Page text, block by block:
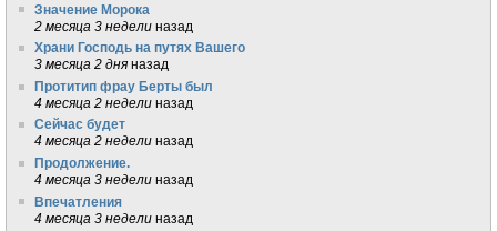
Значение Морока
2 месяца 3 недели назад
Храни Господь на путях Вашего
3 месяца 2 дня назад
Протитип фрау Берты был
4 месяца 2 недели назад
Сейчас будет
4 месяца 2 недели назад
Продолжение.
4 месяца 3 недели назад
Впечатления
4 месяца 3 недели назад